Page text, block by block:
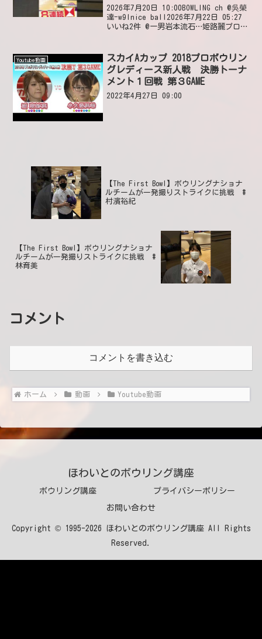
#ストライク #ショート #shorts
#short #ボウリングch #strike
2026年7月20日 10:00BOWLING ch @吳榮
達-w9lnice ball2026年7月22日 05:27
いいね2件 @一男岩本流石…姫路麗プロ
ウ...
Youtube動画
スカイAカップ 2018プロボウリン
グレディース新人戦 決勝トーナ
メント１回戦 第３GAME
2022年4月27日 09:00
【The First Bowl】ボウリングナショナ
ルチームが一発撮りストライクに挑戦 #
村濱裕紀
【The First Bowl】ボウリングナショナ
ルチームが一発撮りストライクに挑戦 #
林育美
コメント
コメントを書き込む
ホーム 動画 Youtube動画
ほわいとのボウリング講座
ボウリング講座 プライバシーポリシー
お問い合わせ
Copyright © 1995-2026 ほわいとのボウリング講座 All Rights
Reserved.